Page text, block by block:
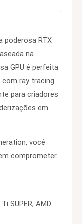
poderosa RTX
na
GPU é perfeita
com ray tracing
para criadores
em
você
comprometer
SUPER, AMD